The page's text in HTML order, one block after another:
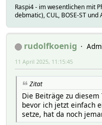
Raspi4 - im wesentlichen mit
debmatic), CUL, BOSE-ST und
rudolfkoenig
11 April 2025, 11:15:45
Zitat
Die Beiträge zu
bevor ich jetzt einfach
setze, hat da noch